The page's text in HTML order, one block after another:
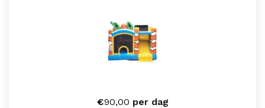
€90,00 per dag